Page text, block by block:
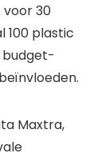
30
100 plastic
budget-
Maxtra,